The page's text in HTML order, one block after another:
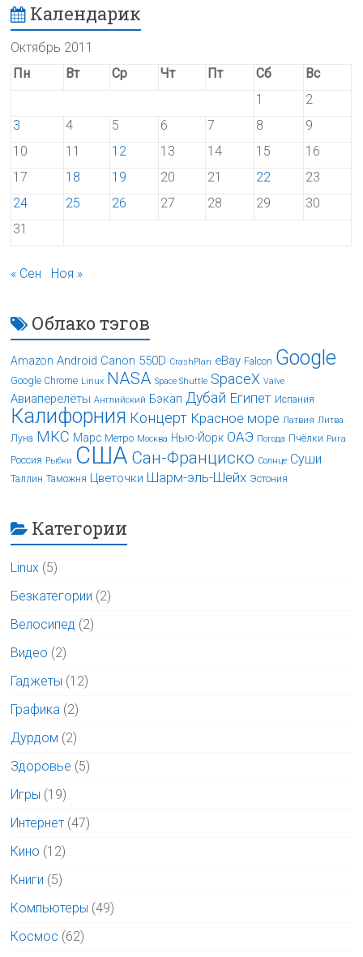
Календарик
Октябрь 2011
Пн
Вт Ср Чт Пт Сб
Вс
1
2
3
4 5 6 7 8
9
10
11 12 13 14 15
16
17
18 19 20 21 22
23
24
25 26 27 28 29
30
31
« Сен Ноя »
Облако тэгов
Amazon Android Canon 550D CrashPlan eBay Falcon Google
Google Chrome Linux NASA Space Shuttle SpaceX Valve
Авиаперелёты Английский Бэкап Дубай Египет Испания
Калифорния Концерт Красное море Латвия Литва
Луна МКС Марс Метро Москва Нью-Йорк ОАЭ Погода Пчёлки Рига
Россия Рыбки США Сан-Франциско Солнце Суши
Таллин Таможня Цветочки Шарм-эль-Шейх Эстония
Категории
Linux (5)
Безкатегории (2)
Велосипед (2)
Видео (2)
Гаджеты (12)
Графика (2)
Дурдом (2)
Здоровье (5)
Игры (19)
Интернет (47)
Кино (12)
Книги (5)
Компьютеры (49)
Космос (62)